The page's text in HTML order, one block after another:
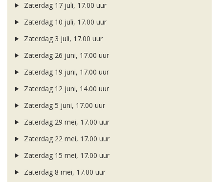
Zaterdag 17 juli, 17.00 uur
Zaterdag 10 juli, 17.00 uur
Zaterdag 3 juli, 17.00 uur
Zaterdag 26 juni, 17.00 uur
Zaterdag 19 juni, 17.00 uur
Zaterdag 12 juni, 14.00 uur
Zaterdag 5 juni, 17.00 uur
Zaterdag 29 mei, 17.00 uur
Zaterdag 22 mei, 17.00 uur
Zaterdag 15 mei, 17.00 uur
Zaterdag 8 mei, 17.00 uur